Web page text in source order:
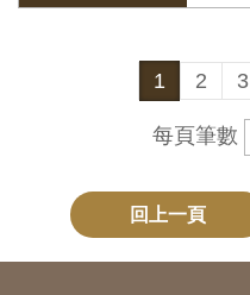
1 2 3
每頁筆數
回上一頁